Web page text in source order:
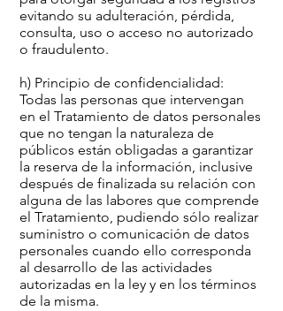
evitando su adulteración, pérdida,
consulta, uso o acceso no autorizado
o fraudulento.
h) Principio de confidencialidad:
Todas las personas que intervengan
en el Tratamiento de datos personales
que no tengan la naturaleza de
públicos están obligadas a garantizar
la reserva de la información, inclusive
después de finalizada su relación con
alguna de las labores que comprende
el Tratamiento, pudiendo sólo realizar
suministro o comunicación de datos
personales cuando ello corresponda
al desarrollo de las actividades
autorizadas en la ley y en los términos
de la misma.